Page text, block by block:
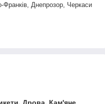
Днепрозор, Черкаси